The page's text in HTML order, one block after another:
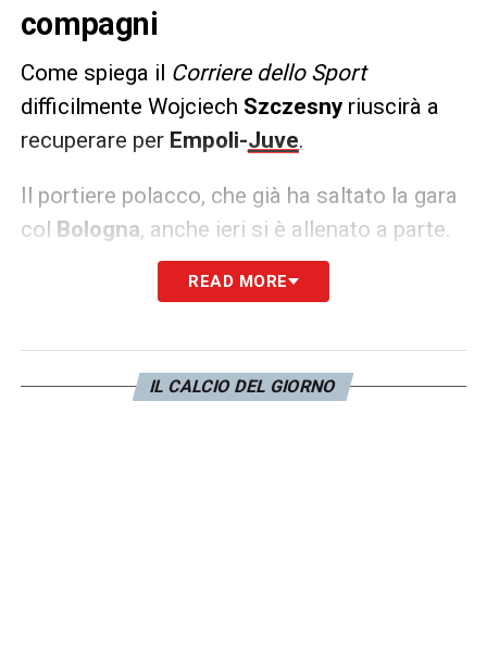
compagni
Come spiega il Corriere dello Sport
difficilmente Wojciech Szczesnyriuscirà a
recuperare per Empoli-Juve.
Il portiere polacco, che già ha saltato la gara
col Bologna, anche ieri si è allenato a parte.
La botta rimediata in allenamento continua a
dargli fastidio quindi, con ogni probabilità, al
LA PLAYLIST DELLE NOSTRE TOP NEWS
READ MORE
IL CALCIO DEL GIORNO